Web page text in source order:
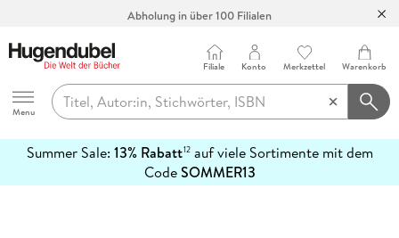
Abholung in über 100 Filialen
Hugendubel
Menu
Filiale Konto Merkzettel Warenkorb
Summer Sale: 13% Rabatt12auf viele Sortimente mit dem
CodeSOMMER13
erfahren